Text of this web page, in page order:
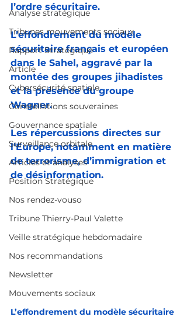
Analyse stratégique
Tribunes mouvements sociaux
Rapport Stratégique
Article
Cybersécurité spatiale
Constellations souveraines
Gouvernance spatiale
Surveillance orbitale
Articles et analyses
Position Stratégique
Nos rendez-vouso
Tribune Thierry-Paul Valette
Veille stratégique hebdomadaire
Nos recommandations
Newsletter
Mouvements sociaux
l’ordre sécuritaire.
L’effondrement du modèle
sécuritaire français et européen
dans le Sahel, aggravé par la
montée des groupes jihadistes
et la présence du groupe
Wagner.
Les répercussions directes sur
l’Europe, notamment en matière
de terrorisme, d’immigration et
de désinformation.
L’effondrement du modèle sécuritaire